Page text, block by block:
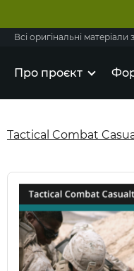
Всі оригінальні матеріали
Про проєкт
Tactical Combat